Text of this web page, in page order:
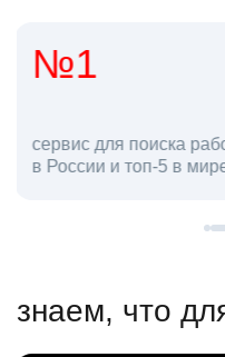
4,5
средняя оценка hh.ru
знаем, что